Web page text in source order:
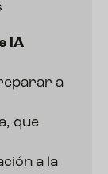
IA
a
que
a la